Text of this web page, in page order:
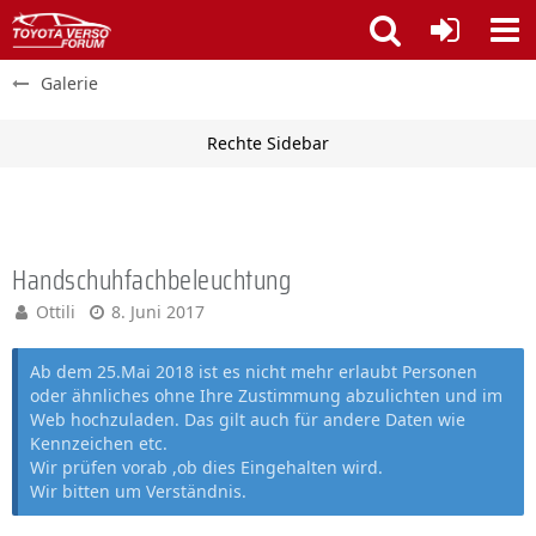
Galerie
Handschuhfachbeleuchtung
Ottili 8. Juni 2017
Ab dem 25.Mai 2018 ist es nicht mehr erlaubt Personen
oder ähnliches ohne Ihre Zustimmung abzulichten und im
Web hochzuladen. Das gilt auch für andere Daten wie
Kennzeichen etc.
Wir prüfen vorab ,ob dies Eingehalten wird.
Wir bitten um Verständnis.